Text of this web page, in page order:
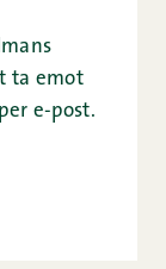
ta emot
e-post.